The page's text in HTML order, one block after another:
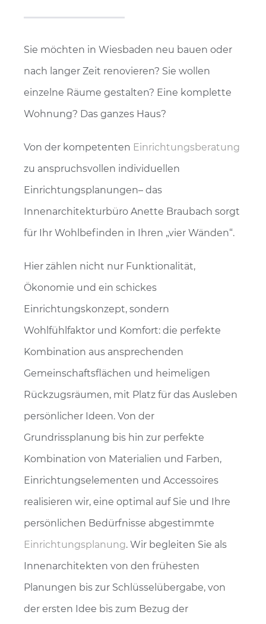
Sie möchten in Wiesbaden neu bauen oder
nach langer Zeit renovieren? Sie wollen
einzelne Räume gestalten? Eine komplette
Wohnung? Das ganzes Haus?
Von der kompetenten Einrichtungsberatung
zu anspruchsvollen individuellen
Einrichtungsplanungen– das
Innenarchitekturbüro Anette Braubach sorgt
für Ihr Wohlbefinden in Ihren „vier Wänden“.
Hier zählen nicht nur Funktionalität,
Ökonomie und ein schickes
Einrichtungskonzept, sondern
Wohlfühlfaktor und Komfort: die perfekte
Kombination aus ansprechenden
Gemeinschaftsflächen und heimeligen
Rückzugsräumen, mit Platz für das Ausleben
persönlicher Ideen. Von der
Grundrissplanung bis hin zur perfekte
Kombination von Materialien und Farben,
Einrichtungselementen und Accessoires
realisieren wir, eine optimal auf Sie und Ihre
persönlichen Bedürfnisse abgestimmte
Einrichtungsplanung. Wir begleiten Sie als
Innenarchitekten von den frühesten
Planungen bis zur Schlüsselübergabe, von
der ersten Idee bis zum Bezug der